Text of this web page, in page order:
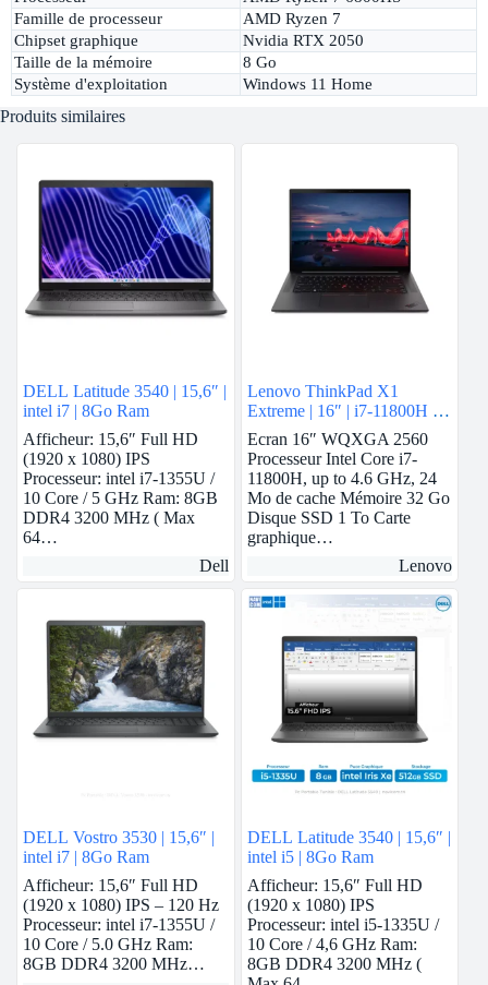
Famille de processeur
AMD Ryzen 7
Chipset graphique
Nvidia RTX 2050
Taille de la mémoire
8 Go
Système d'exploitation
Windows 11 Home
Produits similaires
DELL Latitude 3540 | 15,6″ |
intel i7 | 8Go Ram
Afficheur: 15,6″ Full HD
(1920 x 1080) IPS
Processeur: intel i7-1355U /
10 Core / 5 GHz Ram: 8GB
DDR4 3200 MHz ( Max
64…
Dell
Lenovo ThinkPad X1
Extreme | 16″ | i7-11800H |
32GB Ram | RTX 3060 | 1
To SSD
Ecran 16″ WQXGA 2560
Processeur Intel Core i7-
11800H, up to 4.6 GHz, 24
Mo de cache Mémoire 32 Go
Disque SSD 1 To Carte
graphique…
Lenovo
DELL Vostro 3530 | 15,6″ |
intel i7 | 8Go Ram
Afficheur: 15,6″ Full HD
(1920 x 1080) IPS – 120 Hz
Processeur: intel i7-1355U /
10 Core / 5.0 GHz Ram:
8GB DDR4 3200 MHz…
DELL Latitude 3540 | 15,6″ |
intel i5 | 8Go Ram
Afficheur: 15,6″ Full HD
(1920 x 1080) IPS
Processeur: intel i5-1335U /
10 Core / 4,6 GHz Ram:
8GB DDR4 3200 MHz (